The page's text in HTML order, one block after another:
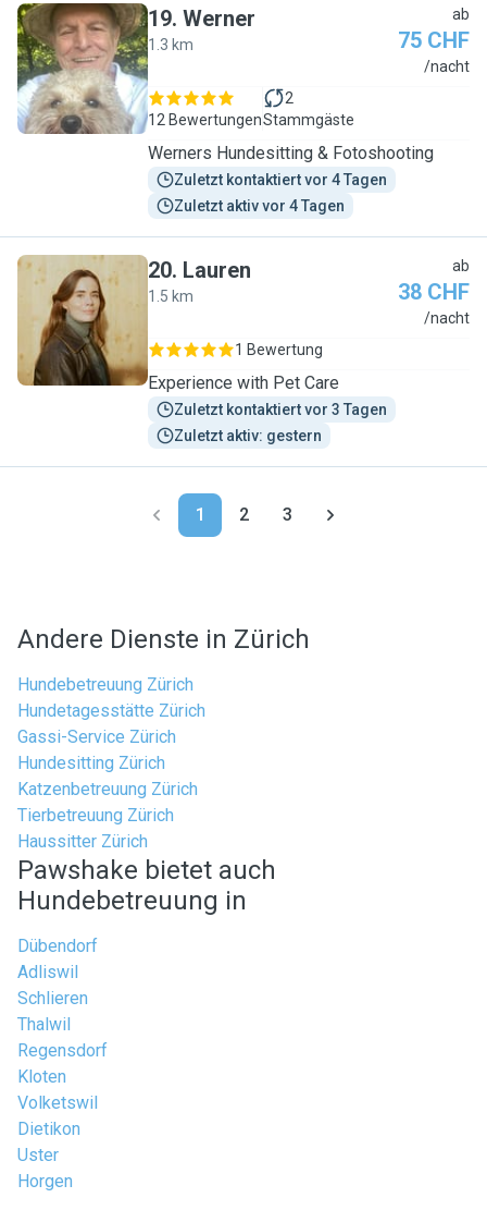
W
19. Werner
1.3 km
ab
75 CHF
/nacht
12 Bewertungen
2
Stammgäste
Werners Hundesitting & Fotoshooting
Zuletzt kontaktiert vor 4 Tagen
Zuletzt aktiv vor 4 Tagen
L
20. Lauren
1.5 km
ab
38 CHF
/nacht
1 Bewertung
Experience with Pet Care
Zuletzt kontaktiert vor 3 Tagen
Zuletzt aktiv: gestern
1 2 3
Andere Dienste in Zürich
Hundebetreuung Zürich
Hundetagesstätte Zürich
Gassi-Service Zürich
Hundesitting Zürich
Katzenbetreuung Zürich
Tierbetreuung Zürich
Haussitter Zürich
Pawshake bietet auch
Hundebetreuung in
Dübendorf
Adliswil
Schlieren
Thalwil
Regensdorf
Kloten
Volketswil
Dietikon
Uster
Horgen